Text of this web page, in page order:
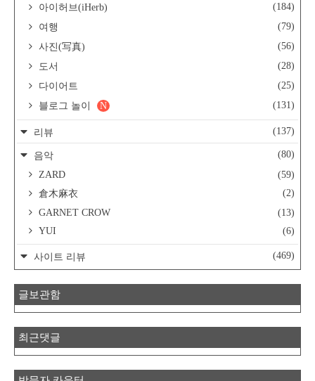
아이허브(iHerb)
(184)
여행
(79)
사진(写真)
(56)
도서
(28)
다이어트
(25)
블로그 놀이
(131)
N
리뷰 (137)
음악
(80)
ZARD
(59)
倉木麻衣
(2)
GARNET CROW
(13)
YUI
(6)
사이트 리뷰 (469)
글보관함
최근댓글